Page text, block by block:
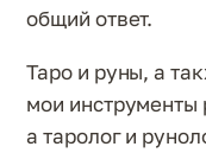
общий ответ.
Таро и руны, а
мои инструменты
а таролог и